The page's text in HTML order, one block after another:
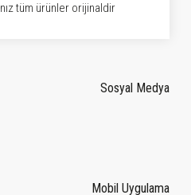
tüm ürünler orijinaldir
Sosyal Medya
Mobil Uygulama